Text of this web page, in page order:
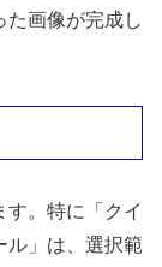
た画像が完成し
。特に「クイ
ル」は、選択範